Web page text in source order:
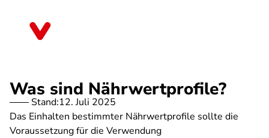
Was sind Nährwertprofile?
Stand:12. Juli 2025
Das Einhalten bestimmter Nährwertprofile sollte die
Voraussetzung für die Verwendung